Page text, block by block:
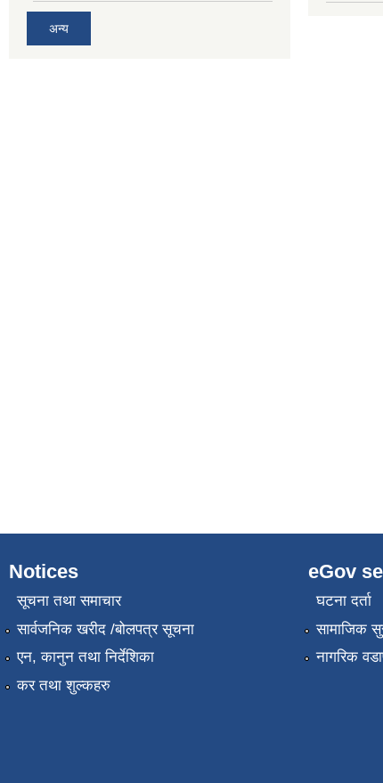
अन्य
Notices
सूचना तथा समाचार
सार्वजनिक खरीद /बोलपत्र सूचना
एन, कानुन तथा निर्देशिका
कर तथा शुल्कहरु
eGov
घटना दर्ता
सामाजिक
नागरिक